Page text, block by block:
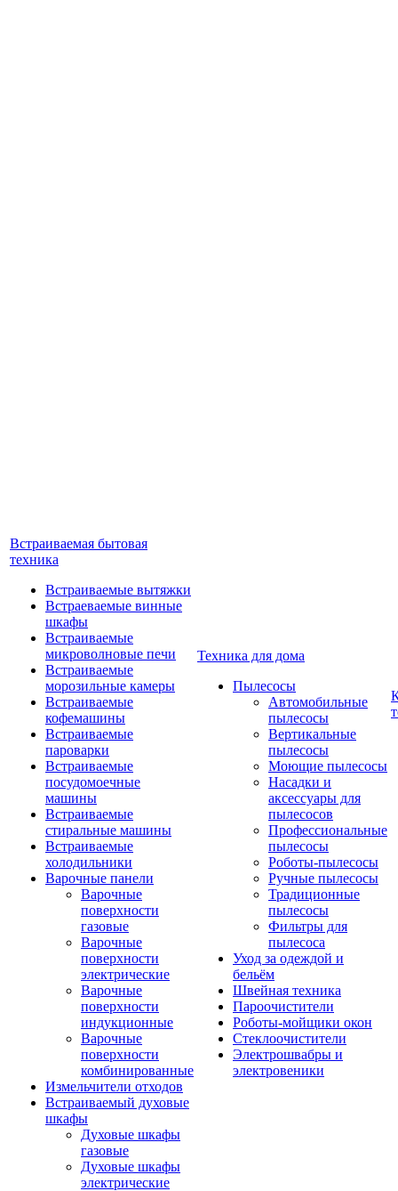
Встраиваемая бытовая
техника
Встраиваемые вытяжки
Встраеваемые винные
шкафы
Встраиваемые
микроволновые печи
Встраиваемые
морозильные камеры
Встраиваемые
кофемашины
Встраиваемые
пароварки
Встраиваемые
посудомоечные
машины
Встраиваемые
стиральные машины
Встраиваемые
холодильники
Варочные панели
Варочные
поверхности
газовые
Варочные
поверхности
электрические
Варочные
поверхности
индукционные
Варочные
поверхности
комбинированные
Измельчители отходов
Встраиваемый духовые
шкафы
Духовые шкафы
газовые
Духовые шкафы
электрические
Техника для дома
Пылесосы
Автомобильные
пылесосы
Вертикальные
пылесосы
Моющие пылесосы
Насадки и
аксессуары для
пылесосов
Профессиональные
пылесосы
Роботы-пылесосы
Ручные пылесосы
Традиционные
пылесосы
Фильтры для
пылесоса
Уход за одеждой и
бельём
Швейная техника
Пароочистители
Роботы-мойщики окон
Стеклоочистители
Электрошвабры и
электровеники